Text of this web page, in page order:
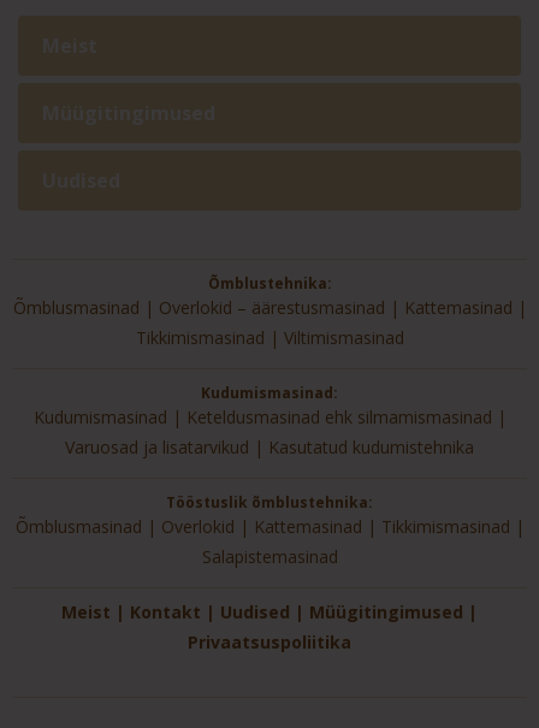
Õmblustehnika:
Õmblusmasinad Overlokid – äärestusmasinad
Kattemasinad
Tikkimismasinad
Viltimismasinad
Kudumismasinad:
Kudumismasinad
Keteldusmasinad ehk silmamismasinad
Varuosad ja lisatarvikud
Kasutatud kudumistehnika
Tööstuslik õmblustehnika:
Õmblusmasinad Overlokid Kattemasinad
Tikkimismasinad
Salapistemasinad
Meist Kontakt Uudised
Müügitingimused
Privaatsuspoliitika